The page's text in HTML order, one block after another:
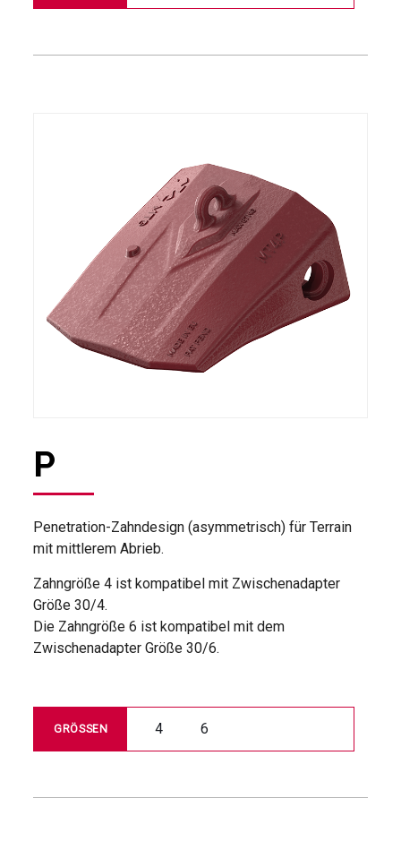
P
Penetration-Zahndesign (asymmetrisch) für Terrain
mit mittlerem Abrieb.
Zahngröße 4 ist kompatibel mit Zwischenadapter
Größe 30/4.
Die Zahngröße 6 ist kompatibel mit dem
Zwischenadapter Größe 30/6.
GRÖSSEN 4 6